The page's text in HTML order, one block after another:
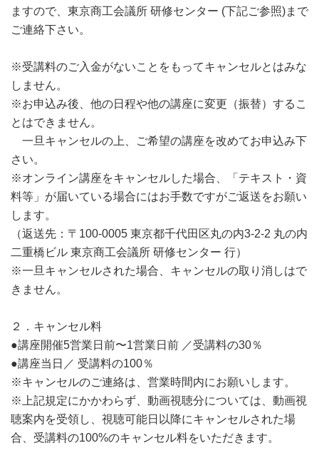
ますので、東京商工会議所 研修センター (下記ご参照)まで
ご連絡下さい。
※受講料のご入金がないことをもってキャンセルとはみな
しません。
※お申込み後、他の日程や他の講座に変更（振替）するこ
とはできません。
一旦キャンセルの上、ご希望の講座を改めてお申込み下
さい。
※オンライン講座をキャンセルした場合、「テキスト・資
料等」が届いている場合にはお手数ですがご返送をお願い
します。
（返送先：〒100-0005 東京都千代田区丸の内3-2-2 丸の内
二重橋ビル 東京商工会議所 研修センター 行）
※一旦キャンセルされた場合、キャンセルの取り消しはで
きません。
２．キャンセル料
●講座開催5営業日前〜1営業日前 ／受講料の30％
●講座当日／ 受講料の100％
※キャンセルのご連絡は、営業時間内にお願いします。
※上記規定にかかわらず、動画視聴分については、動画視
聴案内を受領し、視聴可能日以降にキャンセルされた場
合、受講料の100%のキャンセル料をいただきます。